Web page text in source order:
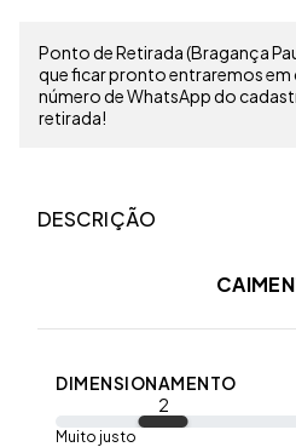
Ponto de Retirada (Bragança
que ficar pronto entraremos
número de WhatsApp do
retirada!
DESCRIÇÃO
DIMENSIONAMENTO
2
Muito justo